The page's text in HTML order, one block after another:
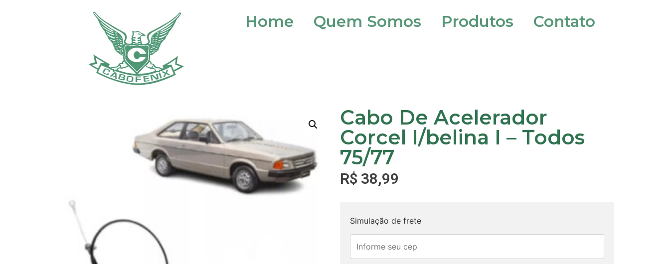
Home Quem Somos Produtos Contato
Cabo De Acelerador
Corcel I/belina I – Todos
75/77
R$ 38,99
Simulação de frete